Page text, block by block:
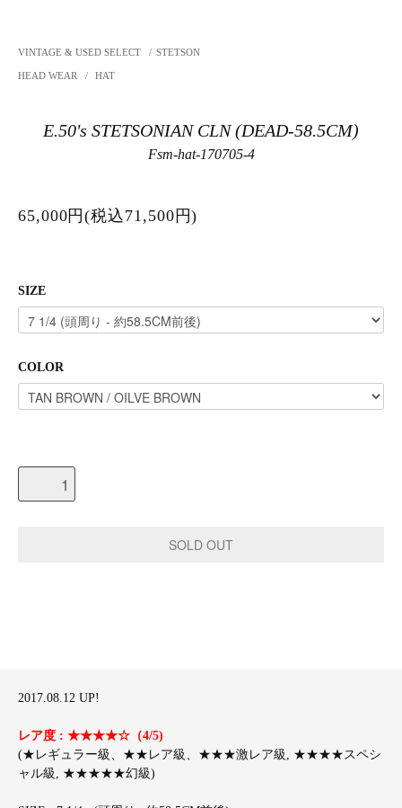
VINTAGE & USED SELECT / STETSON
HEAD WEAR / HAT
E.50's STETSONIAN CLN (DEAD-58.5CM)
Fsm-hat-170705-4
65,000円(税込71,500円)
SIZE
COLOR
2017.08.12 UP!
レア度 : ★★★★☆（4/5)
(★レギュラー級、★★レア級、★★★激レア級, ★★★★スペシ
ャル級, ★★★★★幻級)